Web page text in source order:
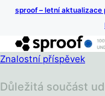
sproof – letní
Znalostní příspěvek
Důležitá součást